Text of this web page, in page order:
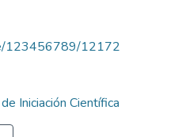
123456789/12172
Iniciación Científica